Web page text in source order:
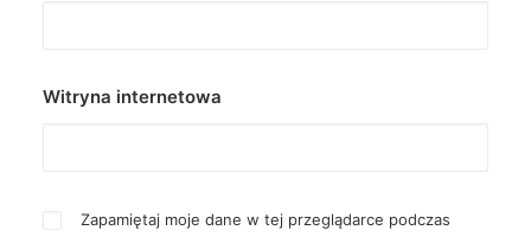
Witryna internetowa
Zapamiętaj moje dane w tej przeglądarce podczas